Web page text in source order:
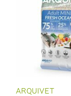
ARQUIVET